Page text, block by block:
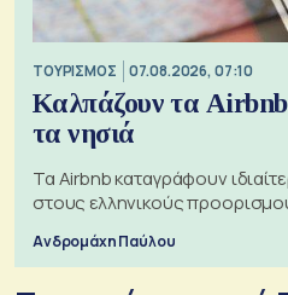
ΤΟΥΡΙΣΜΟΣ 07.08.2026, 07:10
Καλπάζουν τα
τα νησιά
Τα Airbnb καταγράφουν
στους ελληνικούς
Ανδρομάχη Παύλου